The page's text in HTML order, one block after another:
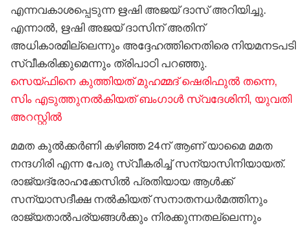
എന്നവകാശപ്പെടുന്ന ഋഷി അജയ് ദാസ് അറിയിച്ചു.
എന്നാൽ, ഋഷി അജയ് ദാസിന് അതിന്
അധികാരമില്ലെന്നും അദ്ദേഹത്തിനെതിരെ നിയമനടപടി
സ്വീകരിക്കുമെന്നും ത്രിപാഠി പറഞ്ഞു.
സെയ്ഫിനെ കുത്തിയത് മുഹമ്മദ് ഷെരിഫുൽ തന്നെ,
സിം എടുത്തുനൽകിയത് ബംഗാൾ സ്വദേശിനി, യുവതി
അറസ്റ്റിൽ
മമത കുൽക്കർണി കഴിഞ്ഞ 24ന് ആണ് യാമൈ മമത
നന്ദഗിരി എന്ന പേരു സ്വീകരിച്ച് സന്യാസിനിയായത്.
രാജ്യദ്രോഹക്കേസിൽ പ്രതിയായ ആൾക്ക്
സന്യാസദീക്ഷ നൽകിയത് സനാതനധർമത്തിനും
രാജ്യതാൽപര്യങ്ങൾക്കും നിരക്കുന്നതല്ലെന്നും